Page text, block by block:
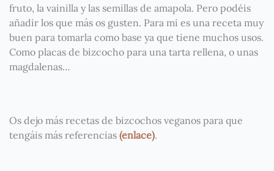
fruto, la vainilla y las semillas de amapola. Pero podéis
añadir los que más os gusten. Para mi es una receta muy
buen para tomarla como base ya que tiene muchos usos.
Como placas de bizcocho para una tarta rellena, o unas
magdalenas…
Os dejo más recetas de bizcochos veganos para que
tengáis más referencias (enlace).